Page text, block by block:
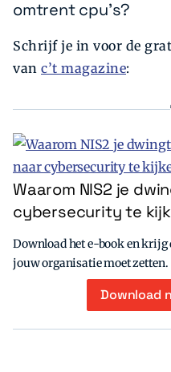
omtrent cpu's?
Schrijf je in voor de
van c’t magazine:
Waarom NIS2 je
cybersecurity te
Download het e-book en
jouw organisatie moet zetten.
Download